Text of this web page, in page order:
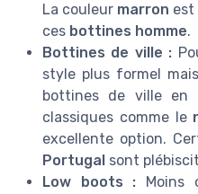
La couleur marron est
ces bottines homme.
Bottines de ville :
style plus formel
bottines de ville en
classiques comme le
excellente option.
Portugal sont
Low boots : Moins